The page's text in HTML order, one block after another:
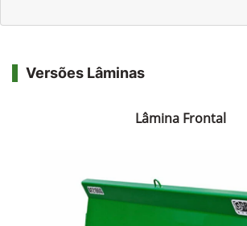
Versões Lâminas
Lâmina Frontal